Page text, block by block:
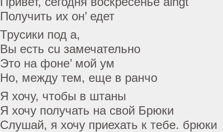
Получить их он’ едет
Трусики под а,
Вы есть cu замечательно
Это на фоне’ мой ум
Но, между тем, еще в ранчо
Я хочу, чтобы в штаны
Я хочу получать на свой Брюки
Слушай, я хочу приехать к тебе. брюки